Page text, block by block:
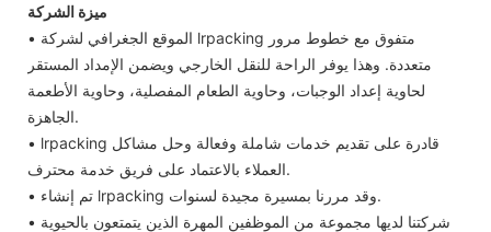
ميزة الشركة
• الموقع الجغرافي لشركة lrpacking متفوق مع خطوط مرور
متعددة. وهذا يوفر الراحة للنقل الخارجي ويضمن الإمداد المستقر
لحاوية إعداد الوجبات، وحاوية الطعام المفصلية، وحاوية الأطعمة
الجاهزة.
• lrpacking قادرة على تقديم خدمات شاملة وفعالة وحل مشاكل
العملاء بالاعتماد على فريق خدمة محترف.
• تم إنشاء lrpacking وقد مررنا بمسيرة مجيدة لسنوات.
• شركتنا لديها مجموعة من الموظفين المهرة الذين يتمتعون بالحيوية